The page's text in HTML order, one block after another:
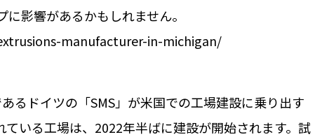
影響があるかもしれません。
manufacturer-in-michigan/
るドイツの「SMS」が米国での工場建設に乗り出す
いる工場は、2022年半ばに建設が開始されます。試